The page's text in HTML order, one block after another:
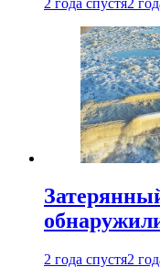
2 года спустя2